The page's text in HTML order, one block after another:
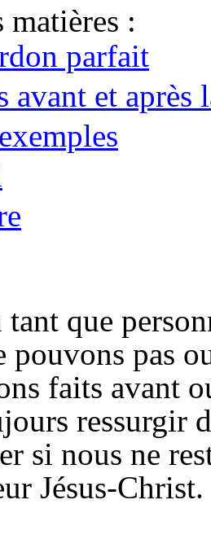
matières :
parfait
avant et après
tant que
pouvons pas
faits avant
ressurgir
si nous ne
Jésus-